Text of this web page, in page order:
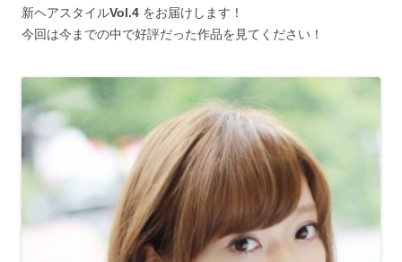
新ヘアスタイルVol.4 をお届けします！
今回は今までの中で好評だった作品を見てください！